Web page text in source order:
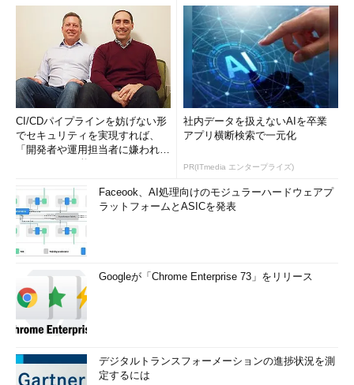
CI/CDパイプラインを妨げない形
でセキュリティを実現すれば、
「開発者や運用担当者に嫌われな
社内データを扱えないAIを卒業
アプリ横断検索で一元化
PR(ITmedia エンタープライズ)
Faceook、AI処理向けのモジュラーハードウェアプ
ラットフォームとASICを発表
Googleが「Chrome Enterprise 73」をリリース
デジタルトランスフォーメーションの進捗状況を測
定するには